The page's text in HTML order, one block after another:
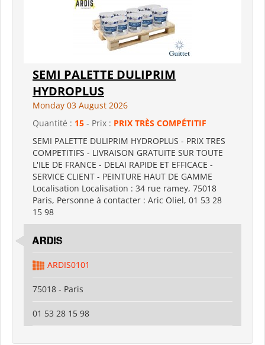
SEMI PALETTE DULIPRIM
HYDROPLUS
Monday 03 August 2026
Quantité : 15 - Prix : PRIX TRÈS COMPÉTITIF
SEMI PALETTE DULIPRIM HYDROPLUS - PRIX TRES
COMPETITIFS - LIVRAISON GRATUITE SUR TOUTE
L'ILE DE FRANCE - DELAI RAPIDE ET EFFICACE -
SERVICE CLIENT - PEINTURE HAUT DE GAMME
Localisation Localisation : 34 rue ramey, 75018
Paris, Personne à contacter : Aric Oliel, 01 53 28
15 98
ARDIS
ARDIS0101
75018 - Paris
01 53 28 15 98